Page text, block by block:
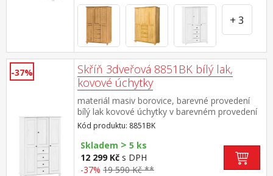
+ 3
-37%
Skříň 3dveřová 8851BK bílý lak,
kovové úchytky
materiál masiv borovice, barevné provedení
bílý lak kovové úchytky v barevném provedení
černěná mosaz čtyři zásuvky s kovovými
pojezdy v levé části dvě šatní tyče, ve střední
části 1 police a v pravé části 3
police doporučený nástavec 8864BK
Kód produktu: 8851BK
Skladem > 5 ks
12 299 Kč s DPH
-37% 19 590 Kč **